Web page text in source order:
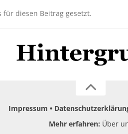
für diesen Beitrag gesetzt.
Impressum
Mehr erfahren: Über